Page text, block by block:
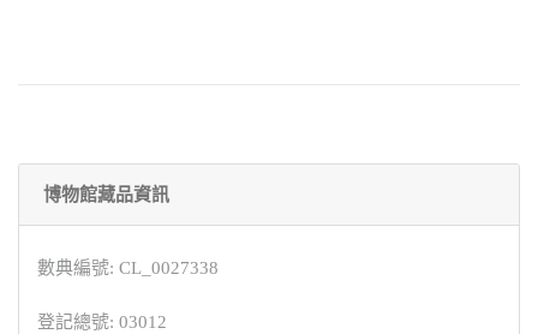
博物館藏品資訊
數典編號: CL_0027338
登記總號: 03012